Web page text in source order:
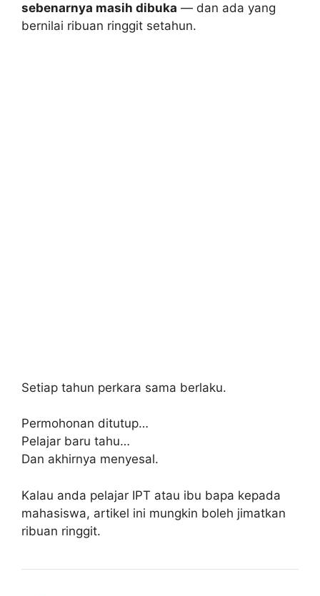
sebenarnya masih dibuka — dan ada yang
bernilai ribuan ringgit setahun.
Setiap tahun perkara sama berlaku.
Permohonan ditutup…
Pelajar baru tahu…
Dan akhirnya menyesal.
Kalau anda pelajar IPT atau ibu bapa kepada
mahasiswa, artikel ini mungkin boleh jimatkan
ribuan ringgit.